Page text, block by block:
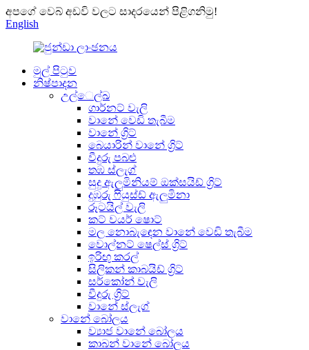
අපගේ වෙබ් අඩවි වලට සාදරයෙන් පිළිගනිමු!
English
මුල් පිටුව
නිෂ්පාදන
උල්ෙල්ඛ
ගාර්නට් වැලි
වානේ වෙඩි තැබීම
වානේ ග්‍රිට්
බෙයාරින් වානේ ග්‍රිට්
වීදුරු පබළු
තඹ ස්ලැග්
සුදු ඇලුමිනියම් ඔක්සයිඩ් ග්‍රිට්
දුඹුරු ෆියුස්ඩ් ඇලුමිනා
රූටයිල් වැලි
කට් වයර් ෂොට්
මල නොබැඳෙන වානේ වෙඩි තැබීම
වොල්නට් ෂෙල්ස් ග්‍රිට්
ඉරිඟු කරල්
සිලිකන් කාබයිඩ් ග්‍රිට්
සර්කෝන් වැලි
වීදුරු ග්‍රිට්
වානේ ස්ලැග්
වානේ බෝලය
ව්‍යාජ වානේ බෝලය
කාබන් වානේ බෝලය